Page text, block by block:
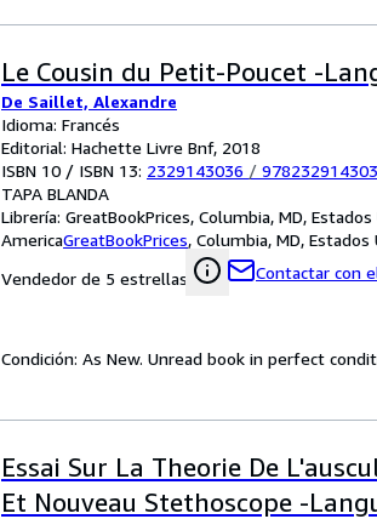
Le Cousin du Petit-Poucet -
De Saillet, Alexandre
Idioma: Francés
Editorial: Hachette Livre Bnf, 2018
ISBN 10 / ISBN 13: 2329143036 /
TAPA BLANDA
Librería: GreatBookPrices, Columbia, MD,
AmericaGreatBookPrices, Columbia, MD,
Vendedor de 5 estrellas
Contactar con
Condición: As New. Unread book in perfect
Essai Sur La Theorie De
Et Nouveau Stethoscope -